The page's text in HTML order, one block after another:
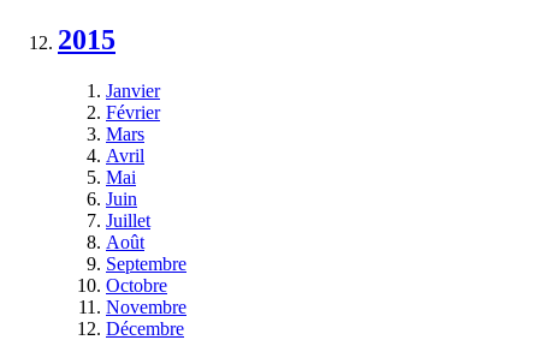
2015
Janvier
Février
Mars
Avril
Mai
Juin
Juillet
Août
Septembre
Octobre
Novembre
Décembre